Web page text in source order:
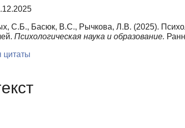
С.Б., Басюк, В.С., Рычкова, Л.В. (2025).
Психологическая наука и образование.
цитаты